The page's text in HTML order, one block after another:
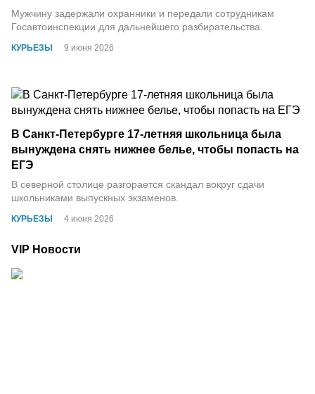
КУРЬЕЗЫ 9 июня 2026
Мужчину задержали охранники и передали сотрудникам
Госавтоинспекции для дальнейшего разбирательства.
КУРЬЕЗЫ 4 июня 2026
В Санкт-Петербурге 17-летняя школьница была
вынуждена снять нижнее белье, чтобы попасть на
ЕГЭ
В северной столице разгорается скандал вокруг сдачи
школьниками выпускных экзаменов.
VIP Новости